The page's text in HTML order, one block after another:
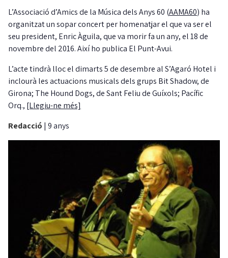
L’Associació d’Amics de la Música dels Anys 60 (AAMA60) ha
organitzat un sopar concert per homenatjar el que va ser el
seu president, Enric Àguila, que va morir fa un any, el 18 de
novembre del 2016. Així ho publica El Punt-Avui.
L’acte tindrà lloc el dimarts 5 de desembre al S’Agaró Hotel i
inclourà les actuacions musicals dels grups Bit Shadow, de
Girona; The Hound Dogs, de Sant Feliu de Guíxols; Pacífic
Orq., [Llegiu-ne més]
Redacció | 9 anys